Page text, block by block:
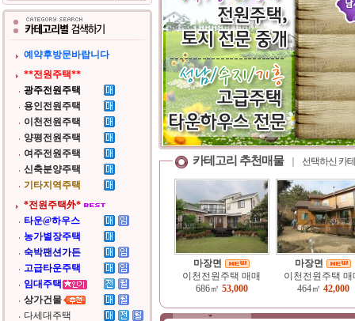
예약후방문바랍니다
**전원주택**
광주전원주택
용인전원주택
이천전원주택
양평전원주택
여주전원주택
신축분양주택
기타지역주택
*전원주택外*
타운@하우스
농가별장주택
숙박팬션가든
고급타운주택
임대주택
상가건물
다세대주택
카테고리 추천매물 선택하신 카
마장면
이천전원주택 매매
686㎡ 53,000
마장면
이천전원주택 매
464㎡ 42,000